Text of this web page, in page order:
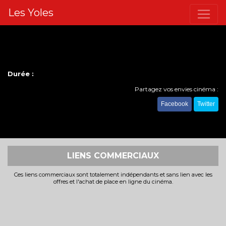
Les Yoles
Durée :
Partagez vos envies cinéma :
Facebook Twitter
LIENS COMMERCIAUX
Ces liens commerciaux sont totalement indépendants et sans lien avec les
offres et l'achat de place en ligne du cinéma.